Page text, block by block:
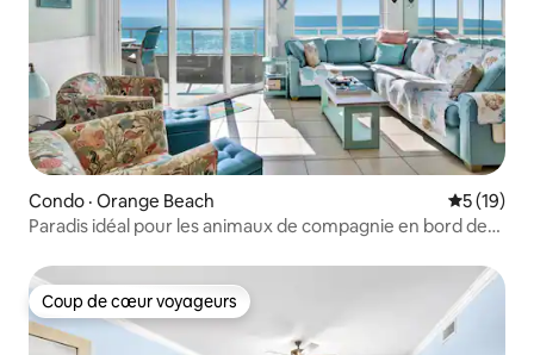
Condo · Orange Beach Note
5 (19)
Paradis idéal pour les animaux de compagnie en bord de
Coup de cœur voyageurs
Coup de cœur voyageurs